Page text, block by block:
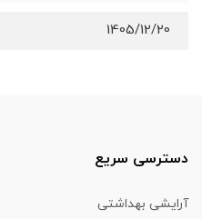
1405/12/20
دسترسی سریع
آرایشی بهداشتی